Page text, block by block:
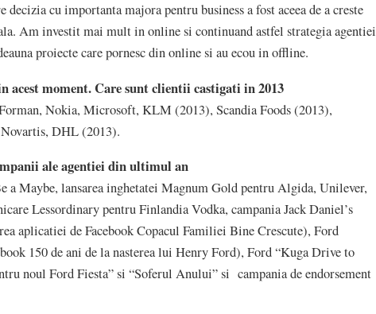
decizia cu importanta majora pentru business a fost aceea de a creste
Am investit mai mult in online si continuand astfel strategia agentiei
proiecte care pornesc din online si au ecou in offline.
acest moment. Care sunt clientii castigati in 2013
Nokia, Microsoft, KLM (2013), Scandia Foods (2013),
DHL (2013).
ale agentiei din ultimul an
a Maybe, lansarea inghetatei Magnum Gold pentru Algida, Unilever,
Lessordinary pentru Finlandia Vodka, campania Jack Daniel’s
aplicatiei de Facebook Copacul Familiei Bine Crescute), Ford
150 de ani de la nasterea lui Henry Ford), Ford “Kuga Drive to
noul Ford Fiesta” si “Soferul Anului” si campania de endorsement